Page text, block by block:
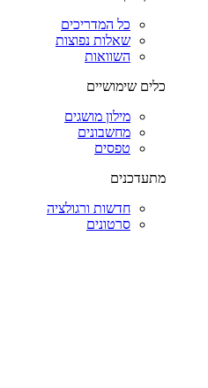
כל המדריכים
שאלות נפוצות
השוואות
כלים שימושיים
מילון מושגים
מחשבונים
טפסים
מתעדכנים
חדשות ורגולציה
סרטונים